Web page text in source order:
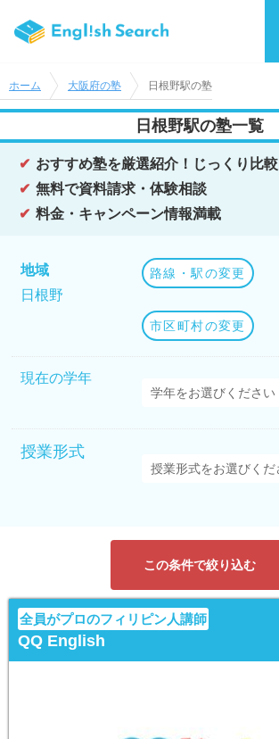
ホーム 大阪府の塾 日根野駅の塾
日根野駅の塾一覧
おすすめ塾を厳選紹介！じっくり比較
無料で資料請求・体験相談
料金・キャンペーン情報満載
地域
日根野
路線・駅の変更
市区町村の変更
現在の学年
授業形式
この条件で絞り込む
全員がプロのフィリピン人講師
QQ English